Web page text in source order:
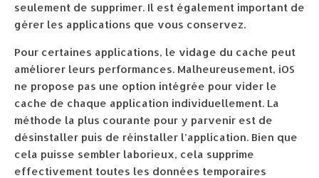
seulement de supprimer. Il est également important de
gérer les applications que vous conservez.
Pour certaines applications, le vidage du cache peut
améliorer leurs performances. Malheureusement, iOS
ne propose pas une option intégrée pour vider le
cache de chaque application individuellement. La
méthode la plus courante pour y parvenir est de
désinstaller puis de réinstaller l’application. Bien que
cela puisse sembler laborieux, cela supprime
effectivement toutes les données temporaires